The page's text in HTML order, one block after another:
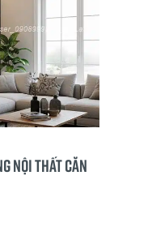
Nội Thất Căn